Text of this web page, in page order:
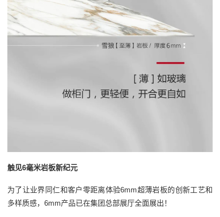
触见6毫米岩板新纪元
为了让业界同仁和客户零距离体验6mm超薄岩板的创新工艺和
多样质感，6mm产品已在集团总部展厅全面展出！